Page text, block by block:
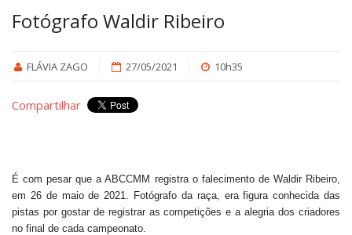
Fotógrafo Waldir Ribeiro
FLÁVIA ZAGO 27/05/2021 10h35
Compartilhar
É com pesar que a ABCCMM registra o falecimento de Waldir Ribeiro,
em 26 de maio de 2021. Fotógrafo da raça, era figura conhecida das
pistas por gostar de registrar as competições e a alegria dos criadores
no final de cada campeonato.